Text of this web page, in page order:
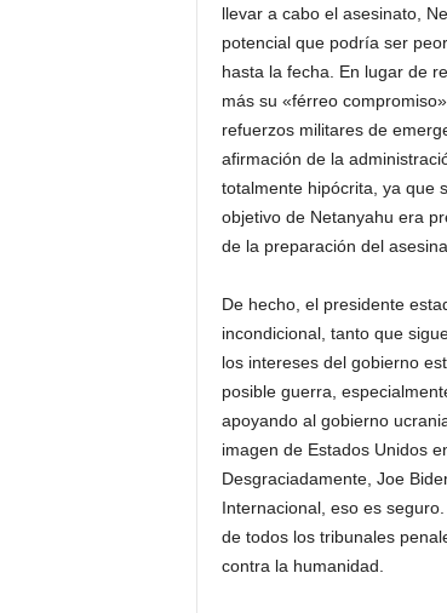
llevar a cabo el asesinato,
potencial que podría ser
hasta la fecha. En lugar de
más su «férreo
refuerzos militares de
afirmación de la
totalmente hipócrita, ya que
objetivo de Netanyahu era
de la preparación del
De hecho, el presidente
incondicional, tanto que
los intereses del gobierno
posible guerra,
apoyando al gobierno
imagen de Estados Unidos
Desgraciadamente, Joe
Internacional, eso es
de todos los tribunales
contra la humanidad.